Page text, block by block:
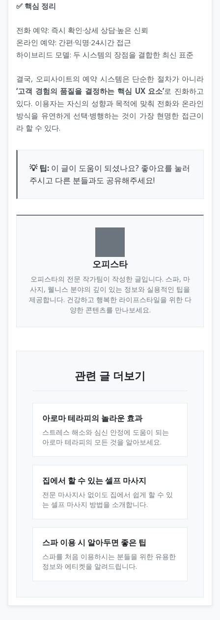
✅ 핵심 정리
전화 예약: 즉시 확인·상세 상담·높은 신뢰
온라인 예약: 간편·익명·24시간 접근
하이브리드 모델: 두 시스템의 장점을 결합한 최신 표준
결국, 오피사이트의 예약 시스템은 단순한 절차가 아니라
‘고객 경험의 품질을 결정하는 핵심 UX 요소’로 진화하고
있다. 이용자는 자신의 성향과 목적에 맞춰 전화와 온라인
방식을 유연하게 선택·병행하는 것이 가장 현명한 접근이
라 할 수 있다.
💡 팁: 이 글이 도움이 되셨나요? 좋아요를 눌러
주시고 다른 분들과도 공유해주세요!
오피스타
오피스타의 전문 작가팀이 작성한 글입니다. 스파, 마
사지, 웰니스 분야의 깊이 있는 정보와 실용적인 팁을
제공합니다. 건강하고 행복한 라이프스타일을 위한 다
양한 콘텐츠를 만나보세요.
관련 글 더보기
아로마 테라피의 놀라운 효과
스트레스 해소와 심신 안정에 도움이 되는
아로마 테라피의 모든 것을 알아보세요.
집에서 할 수 있는 셀프 마사지
전문 마사지사 없이도 집에서 쉽게 할 수 있
는 셀프 마사지 방법을 소개합니다.
스파 이용 시 알아두면 좋은 팁
스파를 처음 이용하시는 분들을 위한 유용한
정보와 에티켓을 알려드립니다.